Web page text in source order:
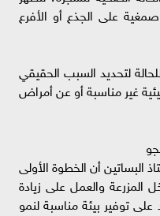
على الجذع أو الأفرع
لتحديد السبب الحقيقي
غير مناسبة أو عن أمراض
البساتين أن الخطوة الأولى
والعمل على زيادة
على توفير بيئة مناسبة لنمو